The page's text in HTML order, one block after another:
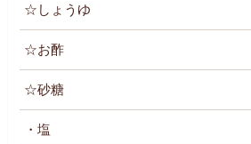
☆しょうゆ
☆お酢
☆砂糖
・塩